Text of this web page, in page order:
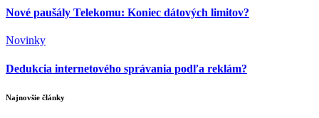
Nové paušály Telekomu: Koniec dátových limitov?
Novinky
Dedukcia internetového správania podľa reklám?
Najnovšie články